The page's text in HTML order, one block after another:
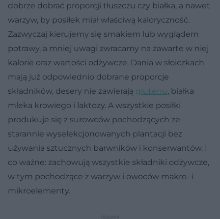
dobrze dobrać proporcji tłuszczu czy białka, a nawet
warzyw, by posiłek miał właściwą kaloryczność.
Zazwyczaj kierujemy się smakiem lub wyglądem
potrawy, a mniej uwagi zwracamy na zawarte w niej
kalorie oraz wartości odżywcze. Dania w słoiczkach
mają już odpowiednio dobrane proporcje
składników, desery nie zawierają glutenu, białka
mleka krowiego i laktozy. A wszystkie posiłki
produkuje się z surowców pochodzących ze
starannie wyselekcjonowanych plantacji bez
używania sztucznych barwników i konserwantów. I
co ważne: zachowują wszystkie składniki odżywcze,
w tym pochodzące z warzyw i owoców makro- i
mikroelementy.